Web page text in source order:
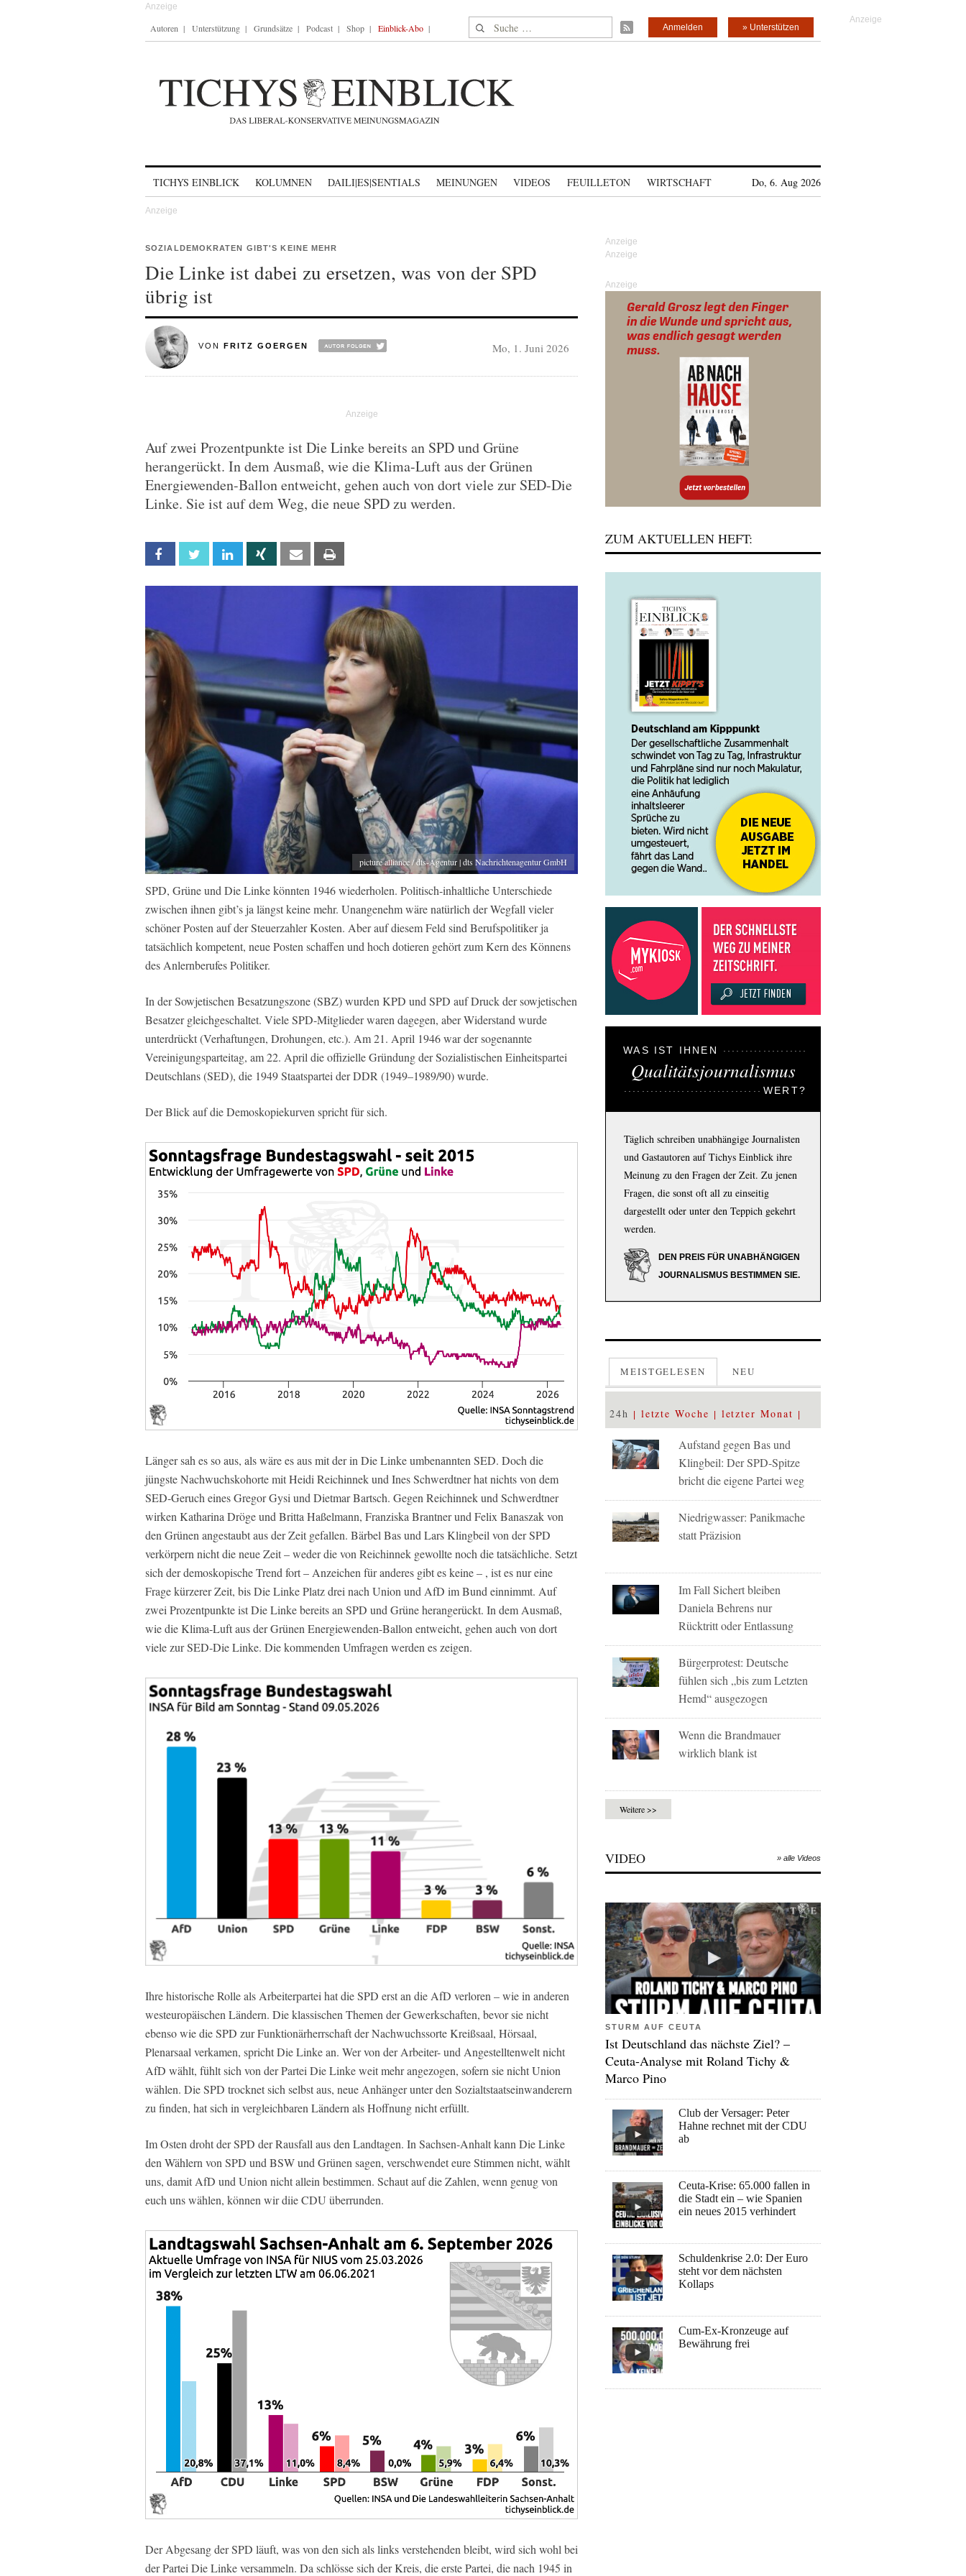
Autoren Unterstützung Grundsätze Podcast Shop Einblick-Abo Suche nach: » Unterstützen
Anmelden
TICHYS EINBLICK KOLUMNEN DAILI|ES|SENTIALS MEINUNGEN VIDEOS FEUILLETON WIRTSCHAFT Do, 6. Aug 2026
SOZIALDEMOKRATEN GIBT'S KEINE MEHR
Die Linke ist dabei zu ersetzen, was von der SPD
übrig ist
VON FRITZ GOERGEN Mo, 1. Juni 2026
Auf zwei Prozentpunkte ist Die Linke bereits an SPD und Grüne
herangerückt. In dem Ausmaß, wie die Klima-Luft aus der Grünen
Energiewenden-Ballon entweicht, gehen auch von dort viele zur SED-Die
Linke. Sie ist auf dem Weg, die neue SPD zu werden.
Facebook Twitter Linkedin Xing Email
picture alliance / dts-Agentur | dts Nachrichtenagentur GmbH
SPD, Grüne und Die Linke könnten 1946 wiederholen. Politisch-inhaltliche Unterschiede
zwischen ihnen gibt’s ja längst keine mehr. Unangenehm wäre natürlich der Wegfall vieler
schöner Posten auf der Steuerzahler Kosten. Aber auf diesem Feld sind Berufspolitiker ja
tatsächlich kompetent, neue Posten schaffen und hoch dotieren gehört zum Kern des Könnens
des Anlernberufes Politiker.
In der Sowjetischen Besatzungszone (SBZ) wurden KPD und SPD auf Druck der sowjetischen
Besatzer gleichgeschaltet. Viele SPD-Mitglieder waren dagegen, aber Widerstand wurde
unterdrückt (Verhaftungen, Drohungen, etc.). Am 21. April 1946 war der sogenannte
Vereinigungsparteitag, am 22. April die offizielle Gründung der Sozialistischen Einheitspartei
Deutschlans (SED), die 1949 Staatspartei der DDR (1949–1989/90) wurde.
Der Blick auf die Demoskopiekurven spricht für sich.
Länger sah es so aus, als wäre es aus mit der in Die Linke umbenannten SED. Doch die
jüngste Nachwuchskohorte mit Heidi Reichinnek und Ines Schwerdtner hat nichts von dem
SED-Geruch eines Gregor Gysi und Dietmar Bartsch. Gegen Reichinnek und Schwerdtner
wirken Katharina Dröge und Britta Haßelmann, Franziska Brantner und Felix Banaszak von
den Grünen angestaubt aus der Zeit gefallen. Bärbel Bas und Lars Klingbeil von der SPD
verkörpern nicht die neue Zeit – weder die von Reichinnek gewollte noch die tatsächliche. Setzt
sich der demoskopische Trend fort – Anzeichen für anderes gibt es keine – , ist es nur eine
Frage kürzerer Zeit, bis Die Linke Platz drei nach Union und AfD im Bund einnimmt. Auf
zwei Prozentpunkte ist Die Linke bereits an SPD und Grüne herangerückt. In dem Ausmaß,
wie die Klima-Luft aus der Grünen Energiewenden-Ballon entweicht, gehen auch von dort
viele zur SED-Die Linke. Die kommenden Umfragen werden es zeigen.
Ihre historische Rolle als Arbeiterpartei hat die SPD erst an die AfD verloren – wie in anderen
westeuropäischen Ländern. Die klassischen Themen der Gewerkschaften, bevor sie nicht
ebenso wie die SPD zur Funktionärherrschaft der Nachwuchssorte Kreißsaal, Hörsaal,
Plenarsaal verkamen, spricht Die Linke an. Wer von der Arbeiter- und Angestelltenwelt nicht
AfD wählt, fühlt sich von der Partei Die Linke weit mehr angezogen, sofern sie nicht Union
wählen. Die SPD trocknet sich selbst aus, neue Anhänger unter den Sozialtstaatseinwanderern
zu finden, hat sich in vergleichbaren Ländern als Hoffnung nicht erfüllt.
Im Osten droht der SPD der Rausfall aus den Landtagen. In Sachsen-Anhalt kann Die Linke
den Wählern von SPD und BSW und Grünen sagen, verschwendet eure Stimmen nicht, wählt
uns, damit AfD und Union nicht allein bestimmen. Schaut auf die Zahlen, wenn genug von
euch uns wählen, können wir diie CDU überrunden.
Der Abgesang der SPD läuft, was von den sich als links verstehenden bleibt, wird sich wohl bei
der Partei Die Linke versammeln. Da schlösse sich der Kreis, die erste Partei, die nach 1945 in
Anzeige
ZUM AKTUELLEN HEFT:
WAS IST IHNEN
Qualitätsjournalismus
WERT?
Täglich schreiben unabhängige Journalisten
und Gastautoren auf Tichys Einblick ihre
Meinung zu den Fragen der Zeit. Zu jenen
Fragen, die sonst oft all zu einseitig
dargestellt oder unter den Teppich gekehrt
werden.
DEN PREIS FÜR UNABHÄNGIGEN
JOURNALISMUS BESTIMMEN SIE.
MEISTGELESEN NEU
24h letzte Woche letzter Monat
Aufstand gegen Bas und
Klingbeil: Der SPD-Spitze
bricht die eigene Partei weg
Niedrigwasser: Panikmache
statt Präzision
Im Fall Sichert bleiben
Daniela Behrens nur
Rücktritt oder Entlassung
Bürgerprotest: Deutsche
fühlen sich „bis zum Letzten
Hemd“ ausgezogen
Wenn die Brandmauer
wirklich blank ist
Weitere >>
VIDEO » alle Videos
STURM AUF CEUTA
Ist Deutschland das nächste Ziel? –
Ceuta-Analyse mit Roland Tichy &
Marco Pino
Club der Versager: Peter
Hahne rechnet mit der CDU
ab
Ceuta-Krise: 65.000 fallen in
die Stadt ein – wie Spanien
ein neues 2015 verhindert
Schuldenkrise 2.0: Der Euro
steht vor dem nächsten
Kollaps
Cum-Ex-Kronzeuge auf
Bewährung frei